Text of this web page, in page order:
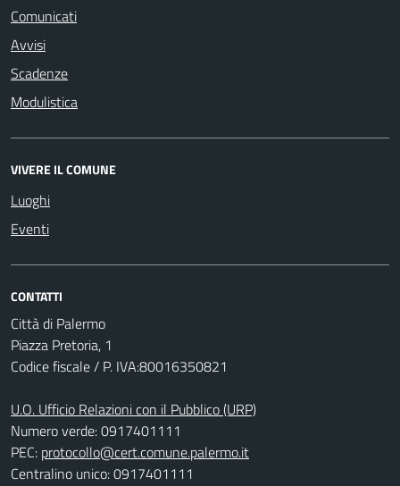
Comunicati
Avvisi
Scadenze
Modulistica
VIVERE IL COMUNE
Luoghi
Eventi
CONTATTI
Città di Palermo
Piazza Pretoria, 1
Codice fiscale / P. IVA:80016350821
U.O. Ufficio Relazioni con il Pubblico (URP)
Numero verde: 0917401111
PEC: protocollo@cert.comune.palermo.it
Centralino unico: 0917401111